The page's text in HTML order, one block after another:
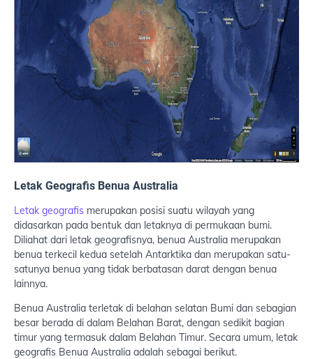
Letak Geografis Benua Australia
Letak geografis merupakan posisi suatu wilayah yang
didasarkan pada bentuk dan letaknya di permukaan bumi.
Diliahat dari letak geografisnya, benua Australia merupakan
benua terkecil kedua setelah Antarktika dan merupakan satu-
satunya benua yang tidak berbatasan darat dengan benua
lainnya.
Benua Australia terletak di belahan selatan Bumi dan sebagian
besar berada di dalam Belahan Barat, dengan sedikit bagian
timur yang termasuk dalam Belahan Timur. Secara umum, letak
geografis Benua Australia adalah sebagai berikut.